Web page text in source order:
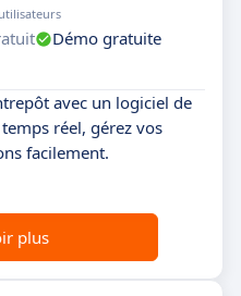
Démo gratuite
avec un logiciel de
réel, gérez vos
facilement.
plus